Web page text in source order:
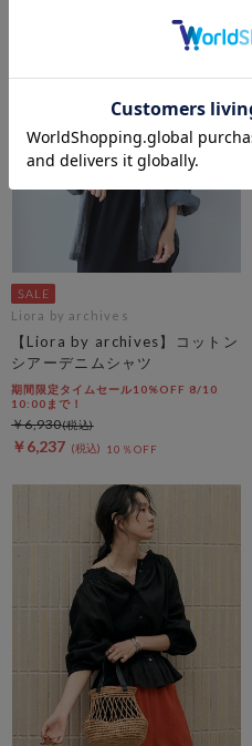
Liora by archives
【Liora by archives】コットン
シアーデニムシャツ
期間限定タイムセール10%OFF 8/10
10:00まで！
￥6,237 10％OFF
￥6,930